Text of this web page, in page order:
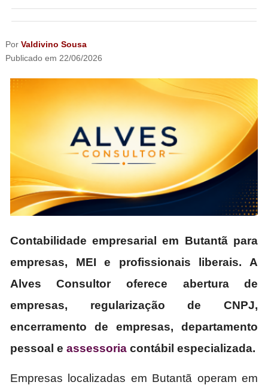
Por Valdivino Sousa
Publicado em 22/06/2026
Contabilidade empresarial em Butantã para
empresas, MEI e profissionais liberais. A
Alves Consultor oferece abertura de
empresas, regularização de CNPJ,
encerramento de empresas, departamento
pessoal e assessoriacontábil especializada.
Empresas localizadas em Butantã operam em